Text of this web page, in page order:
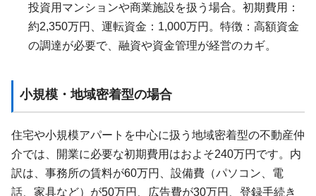
投資用マンションや商業施設を扱う場合。初期費用：
約2,350万円、運転資金：1,000万円。特徴：高額資金
の調達が必要で、融資や資金管理が経営のカギ。
小規模・地域密着型の場合
住宅や小規模アパートを中心に扱う地域密着型の不動産仲
介では、開業に必要な初期費用はおよそ240万円です。内
訳は、事務所の賃料が60万円、設備費（パソコン、電
話、家具など）が50万円、広告費が30万円、登録手続き